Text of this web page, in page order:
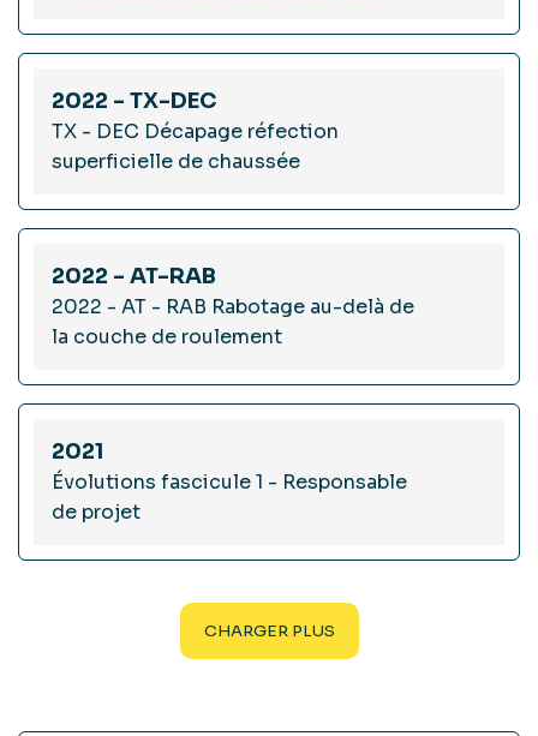
2022 - TX-DEC
TX - DEC Décapage réfection
superficielle de chaussée
2022 - AT-RAB
2022 - AT - RAB Rabotage au-delà de
la couche de roulement
2021
Évolutions fascicule 1 - Responsable
de projet
CHARGER PLUS